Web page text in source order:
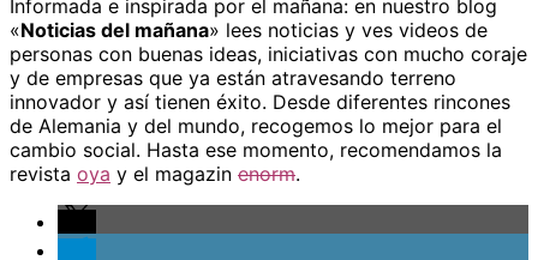
Informada e inspirada por el mañana: en nuestro blog
«Noticias del mañana» lees noticias y ves videos de
personas con buenas ideas, iniciativas con mucho coraje
y de empresas que ya están atravesando terreno
innovador y así tienen éxito. Desde diferentes rincones
de Alemania y del mundo, recogemos lo mejor para el
cambio social. Hasta ese momento, recomendamos la
revista oya y el magazin enorm.